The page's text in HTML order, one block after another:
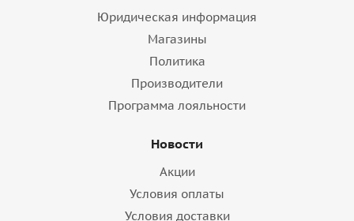
Юридическая информация
Магазины
Политика
Производители
Программа лояльности
Новости
Акции
Условия оплаты
Условия доставки